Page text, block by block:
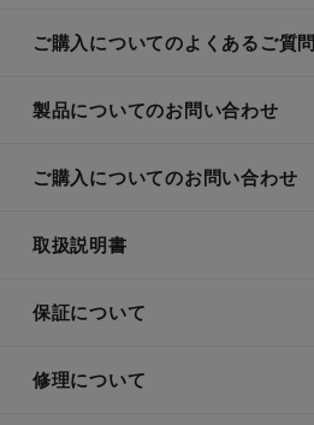
ご購入についてのよくあるご質問
製品についてのお問い合わせ
ご購入についてのお問い合わせ
取扱説明書
保証について
修理について